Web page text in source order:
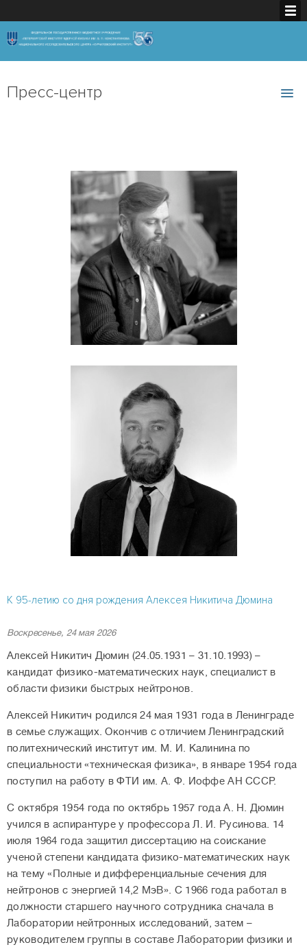
Пресс-центр
К 95-летию со дня рождения Алексея Никитича Дюмина
Воскресенье, 24 мая 2026
Алексей Никитич Дюмин (24.05.1931 – 31.10.1993) –
кандидат физико-математических наук, специалист в
области физики быстрых нейтронов.
Алексей Никитич родился 24 мая 1931 года в Ленинграде
в семье служащих. Окончив с отличием Ленинградский
политехнический институт им. М. И. Калинина по
специальности «техническая физика», в январе 1954 года
поступил на работу в ФТИ им. А. Ф. Иоффе АН СССР.
С октября 1954 года по октябрь 1957 года А. Н. Дюмин
учился в аспирантуре у профессора Л. И. Русинова. 14
июля 1964 года защитил диссертацию на соискание
ученой степени кандидата физико-математических наук
на тему «Полные и дифференциальные сечения для
нейтронов с энергией 14,2 МэВ». С 1966 года работал в
должности старшего научного сотрудника сначала в
Лаборатории нейтронных исследований, затем –
руководителем группы в составе Лаборатории физики и